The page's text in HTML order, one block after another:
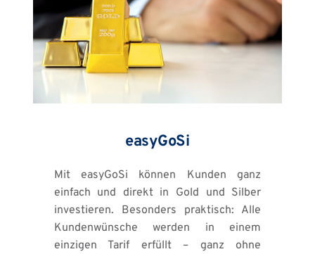
easyGoSi
Mit easyGoSi können Kunden ganz
einfach und direkt in Gold und Silber
investieren. Besonders praktisch: Alle
Kundenwünsche werden in einem
einzigen Tarif erfüllt – ganz ohne